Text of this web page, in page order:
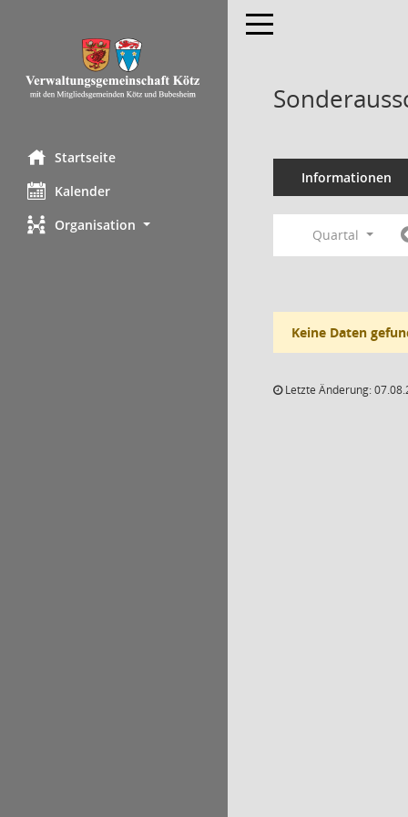
Startseite
Kalender
Organisation
Toggle navigation
Informationen
Quartal
Keine Daten
Letzte Änderung: